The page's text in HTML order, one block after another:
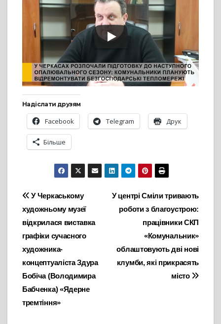
Надіслати друзям
Facebook Telegram Друк
Більше
Навігація
записів
У центрі Сміли тривають
роботи з благоустрою:
працівники СКП
«Комунальник»
облаштовують дві нові
клумби, які прикрасять
місто
У Черкаському
художньому музеї
відкрилася виставка
графіки сучасного
художника-
концептуаліста Здура
Бобіча (Володимира
Бабченка) «Ядерне
тремтіння»